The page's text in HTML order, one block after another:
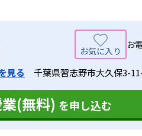
通っていること。
振替が授業日の日数の1/5以下
ていない人は対象外。
や習い事と両立すること
で選べるので、部活動と両立
室を利用して、積極的に勉強
ースでコツコツ頑張りた
保証されるので、安心して通う
選べるのもメリットの1つ。部
選択できる。
検、英検など資格の勉強コー
にあった勉強スタイルを確立し
ている10期生の合格情報を記載
横浜瀬谷高校 -
藤沢工科高校 -
お
見る 千葉県習志野市大久保3-
(無料) を申し込む